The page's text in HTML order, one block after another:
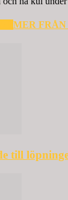
MER
till